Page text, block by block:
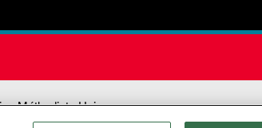
Méthodiste Unie